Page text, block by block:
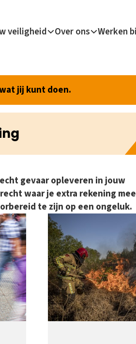
veiligheid Over ons Werken
jij kunt doen.
gevaar opleveren in jouw
waar je extra rekening mee
te zijn op een ongeluk.